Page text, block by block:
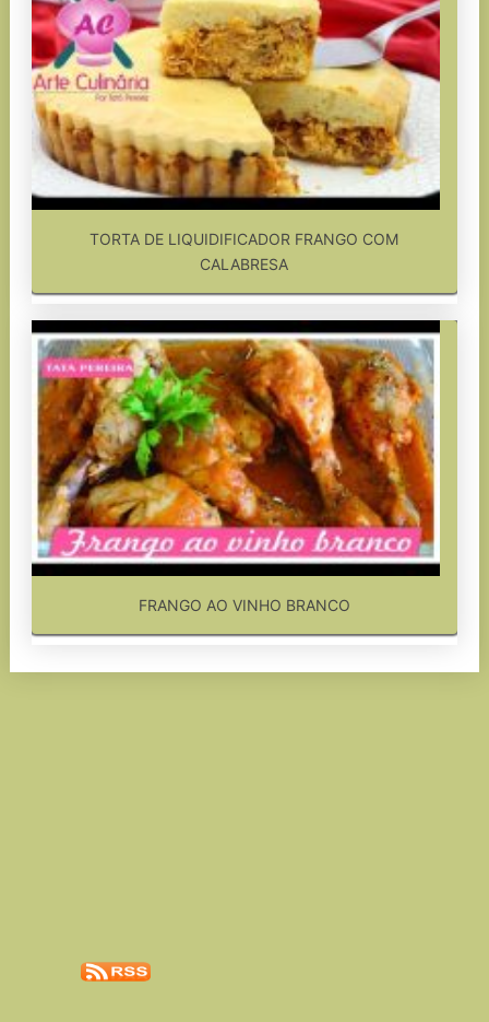
TORTA DE LIQUIDIFICADOR FRANGO COM
CALABRESA
FRANGO AO VINHO BRANCO